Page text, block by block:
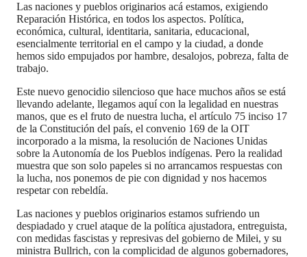
Las naciones y pueblos originarios acá estamos, exigiendo
Reparación Histórica, en todos los aspectos. Política,
económica, cultural, identitaria, sanitaria, educacional,
esencialmente territorial en el campo y la ciudad, a donde
hemos sido empujados por hambre, desalojos, pobreza, falta de
trabajo.
Este nuevo genocidio silencioso que hace muchos años se está
llevando adelante, llegamos aquí con la legalidad en nuestras
manos, que es el fruto de nuestra lucha, el artículo 75 inciso 17
de la Constitución del país, el convenio 169 de la OIT
incorporado a la misma, la resolución de Naciones Unidas
sobre la Autonomía de los Pueblos indígenas. Pero la realidad
muestra que son solo papeles si no arrancamos respuestas con
la lucha, nos ponemos de pie con dignidad y nos hacemos
respetar con rebeldía.
Las naciones y pueblos originarios estamos sufriendo un
despiadado y cruel ataque de la política ajustadora, entreguista,
con medidas fascistas y represivas del gobierno de Milei, y su
ministra Bullrich, con la complicidad de algunos gobernadores,